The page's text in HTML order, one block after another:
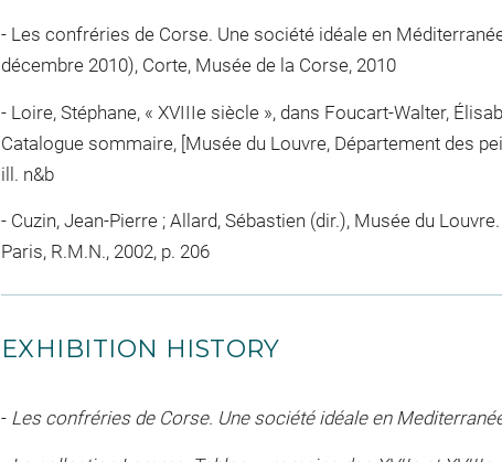
Les confréries de Corse. Une société idéale en
décembre 2010), Corte, Musée de la Corse, 2010
Loire, Stéphane, « XVIIIe siècle », dans Foucart-Walter,
Catalogue sommaire, [Musée du Louvre, Département des
ill. n&b
Cuzin, Jean-Pierre ; Allard, Sébastien (dir.), Musée du
Paris, R.M.N., 2002, p. 206
EXHIBITION HISTORY
- Les confréries de Corse. Une société idéale en